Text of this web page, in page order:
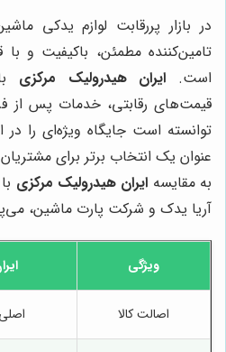
در بازار پررقابت لوازم یدکی
تامین‌کننده مطمئن، باکیفیت و
است. ایران هیدرولیک مرکزی
قیمت‌های رقابتی، خدمات پس از
توانسته است جایگاه ویژه‌ای را
عنوان یک انتخاب برتر برای
به مقایسه ایران هیدرولیک مرکزی
آریا یدک و شرکت پارت ماشین،
ویژگی
اصالت کالا